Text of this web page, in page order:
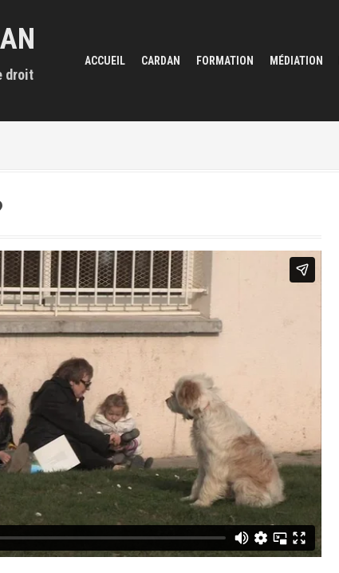
droit
ACCUEIL CARDAN FORMATION MÉDIATION